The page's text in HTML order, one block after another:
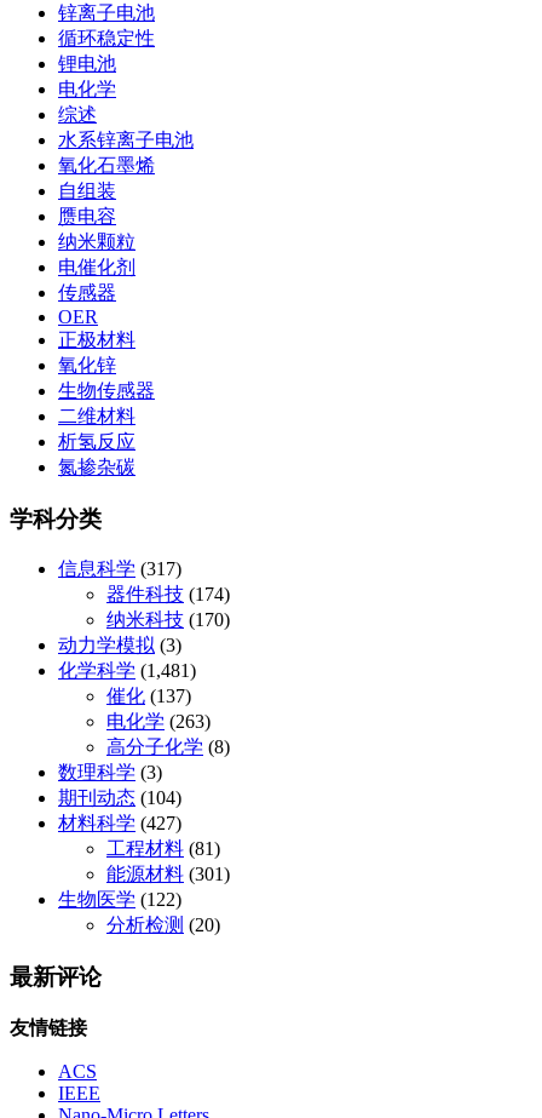
锌离子电池
循环稳定性
锂电池
电化学
综述
水系锌离子电池
氧化石墨烯
自组装
赝电容
纳米颗粒
电催化剂
传感器
OER
正极材料
氧化锌
生物传感器
二维材料
析氢反应
氮掺杂碳
学科分类
信息科学 (317)
器件科技 (174)
纳米科技 (170)
动力学模拟 (3)
化学科学 (1,481)
催化 (137)
电化学 (263)
高分子化学 (8)
数理科学 (3)
期刊动态 (104)
材料科学 (427)
工程材料 (81)
能源材料 (301)
生物医学 (122)
分析检测 (20)
最新评论
友情链接
ACS
IEEE